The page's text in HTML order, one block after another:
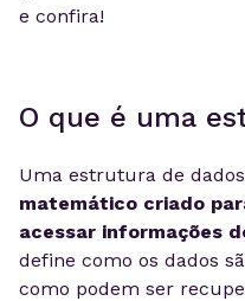
e confira!
O que é uma
Uma estrutura de
matemático criado
acessar informações
define como os dados
como podem ser